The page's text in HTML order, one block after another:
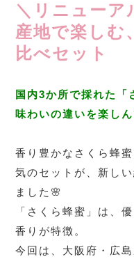
＼リニューア
産地で楽しむ
比べセット
国内3か所で採れた「
味わいの違いを楽し
香り豊かなさくら蜂
気のセットが、新し
ました🌸
「さくら蜂蜜」は、
香りが特徴。
今回は、大阪府・広